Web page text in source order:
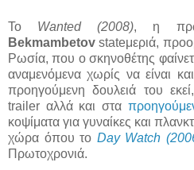
Το Wanted (2008), η
Bekmambetov stateμεριά,
Ρωσία, που ο σκηνοθέτης
αναμενόμενα χωρίς να είναι
προηγούμενη δουλειά του
trailer αλλά και στα
κοψίματα για γυναίκες και
χώρα όπου το Day Watch
Πρωτοχρονιά.